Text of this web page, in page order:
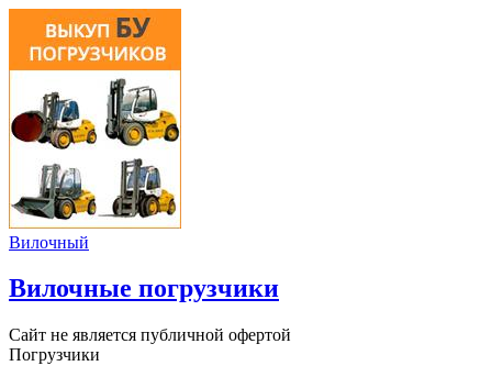
Вилочный
Вилочные погрузчики
Сайт не является публичной офертой
Погрузчики